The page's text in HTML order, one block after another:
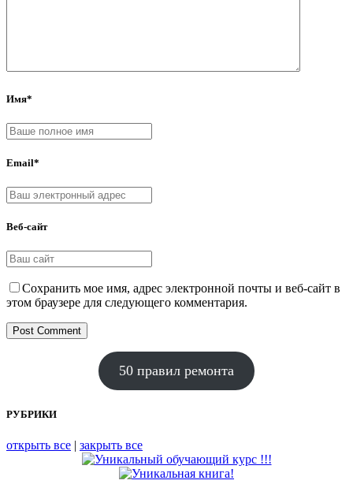
Имя*
Email*
Веб-сайт
Сохранить мое имя, адрес электронной почты и веб-сайт в
этом браузере для следующего комментария.
50 правил ремонта
РУБРИКИ
открыть все | закрыть все